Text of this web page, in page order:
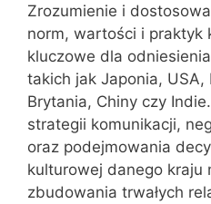
Zrozumienie i
norm, wartości i praktyk
kluczowe dla
takich jak Japonia, USA,
Brytania, Chiny czy
strategii komunikacji,
oraz podejmowania
kulturowej danego kraju
zbudowania trwałych